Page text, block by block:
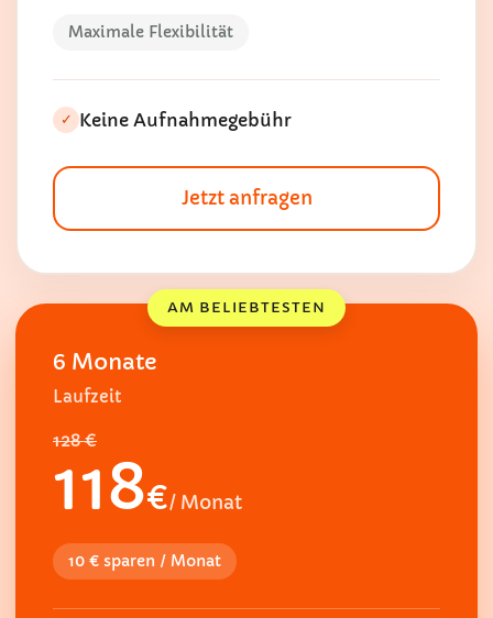
Maximale Flexibilität
✓ Keine Aufnahmegebühr
Jetzt anfragen
AM BELIEBTESTEN
6 Monate
Laufzeit
128 €
118€/ Monat
10 € sparen / Monat